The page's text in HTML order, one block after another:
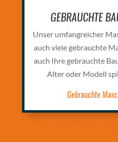
GEBRAUCHTE
Unser umfangreicher
auch viele gebrauchte
auch Ihre gebrauchte
Alter oder Modell
Gebrauchte